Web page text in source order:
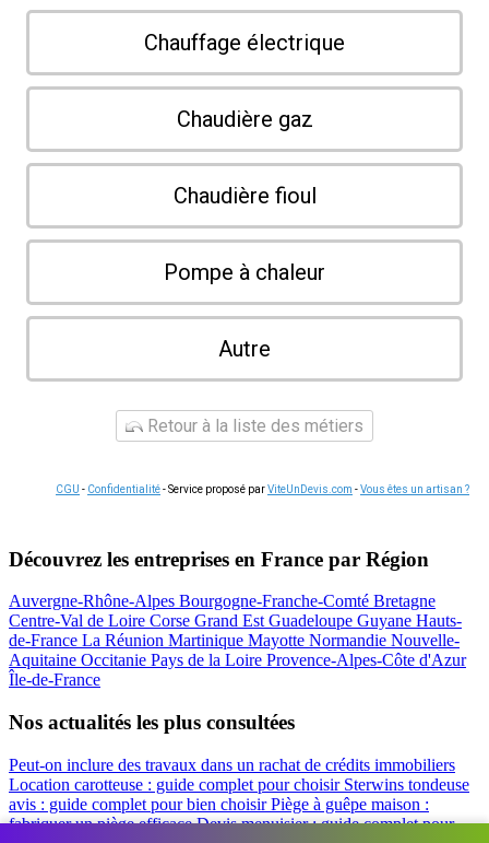
Chauffage électrique
Chaudière gaz
Chaudière fioul
Pompe à chaleur
Autre
Retour à la liste des métiers
CGU - Confidentialité- Service proposé parViteUnDevis.com -Vous êtes un artisan ?
Découvrez les entreprises en France par Région
Auvergne-Rhône-Alpes Bourgogne-Franche-Comté Bretagne
Centre-Val de Loire Corse Grand EstGuadeloupe Guyane Hauts-
de-France La Réunion Martinique Mayotte Normandie Nouvelle-
Aquitaine Occitanie Pays de la Loire Provence-Alpes-Côte d'Azur
Île-de-France
Nos actualités les plus consultées
Peut-on inclure des travaux dans un rachat de crédits immobiliers
Location carotteuse : guide complet pour choisir Sterwins tondeuse
avis : guide complet pour bien choisirPiège à guêpe maison :
fabriquer un piège efficaceDevis menuisier : guide complet pour